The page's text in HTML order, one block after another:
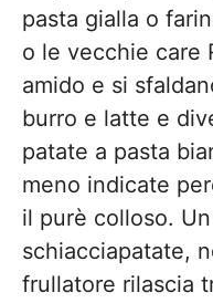
pasta gialla o
o le vecchie care
amido e si
burro e latte e
patate a pasta
meno indicate
il purè colloso.
schiacciapatate,
frullatore rilascia